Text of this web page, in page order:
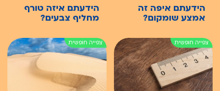
הידעתם איפה זה
אמצע שומקום?
הידעתם איזה טורף
מחליף צבעים?